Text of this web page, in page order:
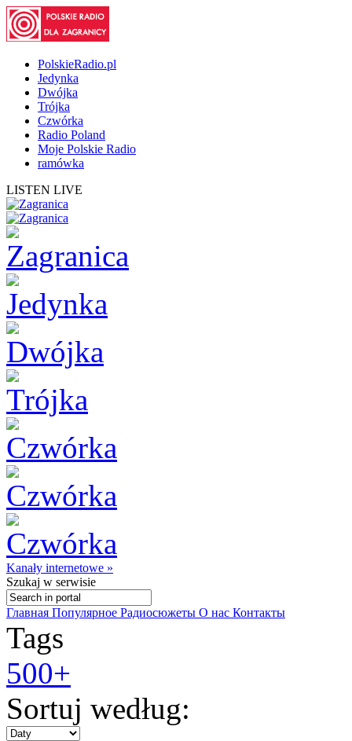
PolskieRadio.pl
Jedynka
Dwójka
Trójka
Czwórka
Radio Poland
Moje Polskie Radio
ramówka
LISTEN LIVE
Kanały internetowe »
Szukaj w serwisie
Главная Популярное Радиосюжеты О нас Контакты
Tags
500+
Sortuj według: